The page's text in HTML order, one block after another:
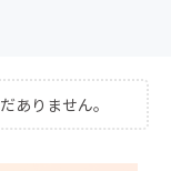
ありません。